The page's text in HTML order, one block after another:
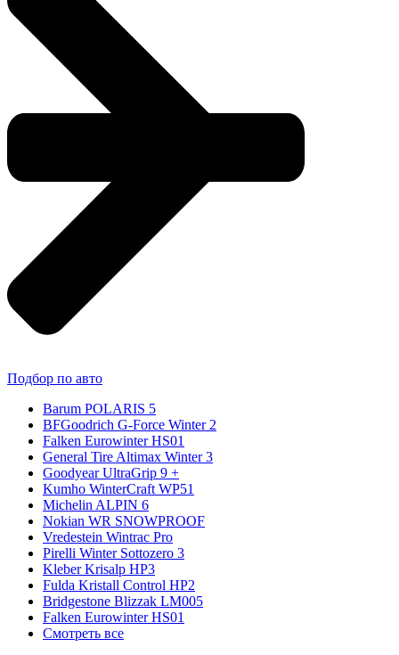
Подбор по авто
Barum POLARIS 5
BFGoodrich G-Force Winter 2
Falken Eurowinter HS01
General Tire Altimax Winter 3
Goodyear UltraGrip 9 +
Kumho WinterCraft WP51
Michelin ALPIN 6
Nokian WR SNOWPROOF
Vredestein Wintrac Pro
Pirelli Winter Sottozero 3
Kleber Krisalp HP3
Fulda Kristall Control HP2
Bridgestone Blizzak LM005
Falken Eurowinter HS01
Смотреть все